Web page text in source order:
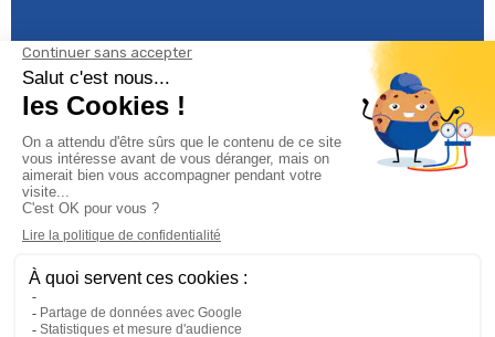
Informations
Climservice